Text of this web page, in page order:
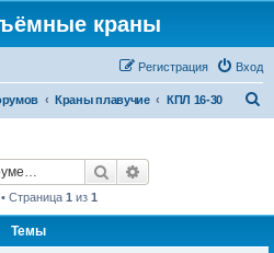
краны
Вход
Регистрация
Краны плавучие КПЛ 16-30
Поиск
Страница 1 из 1
Темы